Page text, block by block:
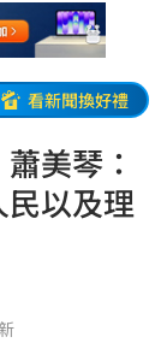
看新聞換好禮
美琴：
以及理